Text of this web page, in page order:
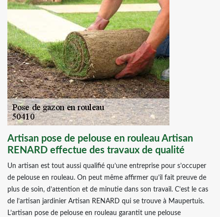
Artisan pose de pelouse en rouleau Artisan
RENARD effectue des travaux de qualité
Un artisan est tout aussi qualifié qu’une entreprise pour s’occuper
de pelouse en rouleau. On peut même affirmer qu’il fait preuve de
plus de soin, d’attention et de minutie dans son travail. C’est le cas
de l’artisan jardinier Artisan RENARD qui se trouve à Maupertuis.
L’artisan pose de pelouse en rouleau garantit une pelouse